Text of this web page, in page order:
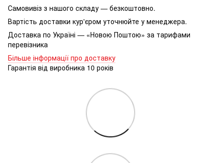
Самовивіз з нашого складу — безкоштовно.
Вартість доставки кур'єром уточнюйте у менеджера.
Доставка по Україні — «Новою Поштою» за тарифами
перевізника
Більше інформації про доставку
Гарантія від виробника 10 років